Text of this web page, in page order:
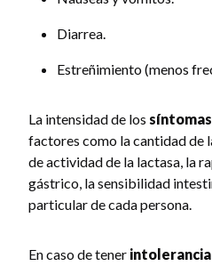
Diarrea.
Estreñimiento (menos
La intensidad de los síntomas
factores como la cantidad de
de actividad de la lactasa, la
gástrico, la sensibilidad
particular de cada persona.
En caso de tener